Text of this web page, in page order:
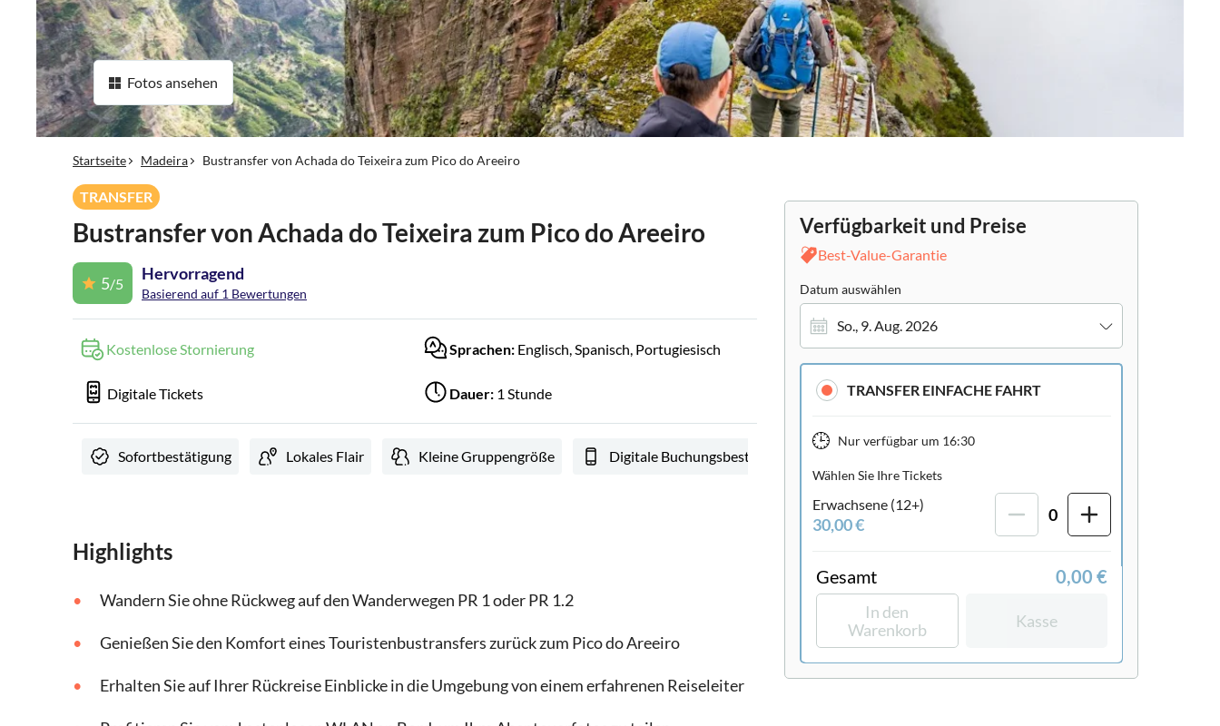
Fotos ansehen
Startseite Madeira Bustransfer von Achada do Teixeira zum Pico do Areeiro
TRANSFER
Bustransfer von Achada do Teixeira zum Pico do Areeiro
5/5
Hervorragend
Basierend auf 1 Bewertungen
Kostenlose Stornierung Sprachen: Englisch, Spanisch, Portugiesisch
Digitale Tickets Dauer: 1 Stunde
Sofortbestätigung Lokales Flair Kleine Gruppengröße Digitale Buchungsbestätigung
Highlights
Wandern Sie ohne Rückweg auf den Wanderwegen PR 1 oder PR 1.2
Genießen Sie den Komfort eines Touristenbustransfers zurück zum Pico do Areeiro
Erhalten Sie auf Ihrer Rückreise Einblicke in die Umgebung von einem erfahrenen Reiseleiter
Verfügbarkeit und Preise
Best-Value-Garantie
Datum auswählen
So., 9. Aug. 2026
TRANSFER EINFACHE FAHRT
Nur verfügbar um 16:30
Wählen Sie Ihre Tickets
Erwachsene (12+)
30,00 € 0
Gesamt 0,00 €
In den
Warenkorb
Kasse